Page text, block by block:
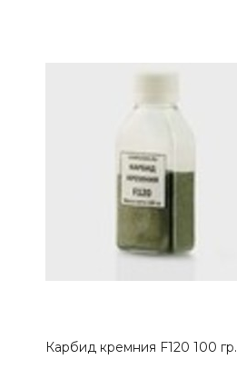
Карбид кремния F120 100 гр.